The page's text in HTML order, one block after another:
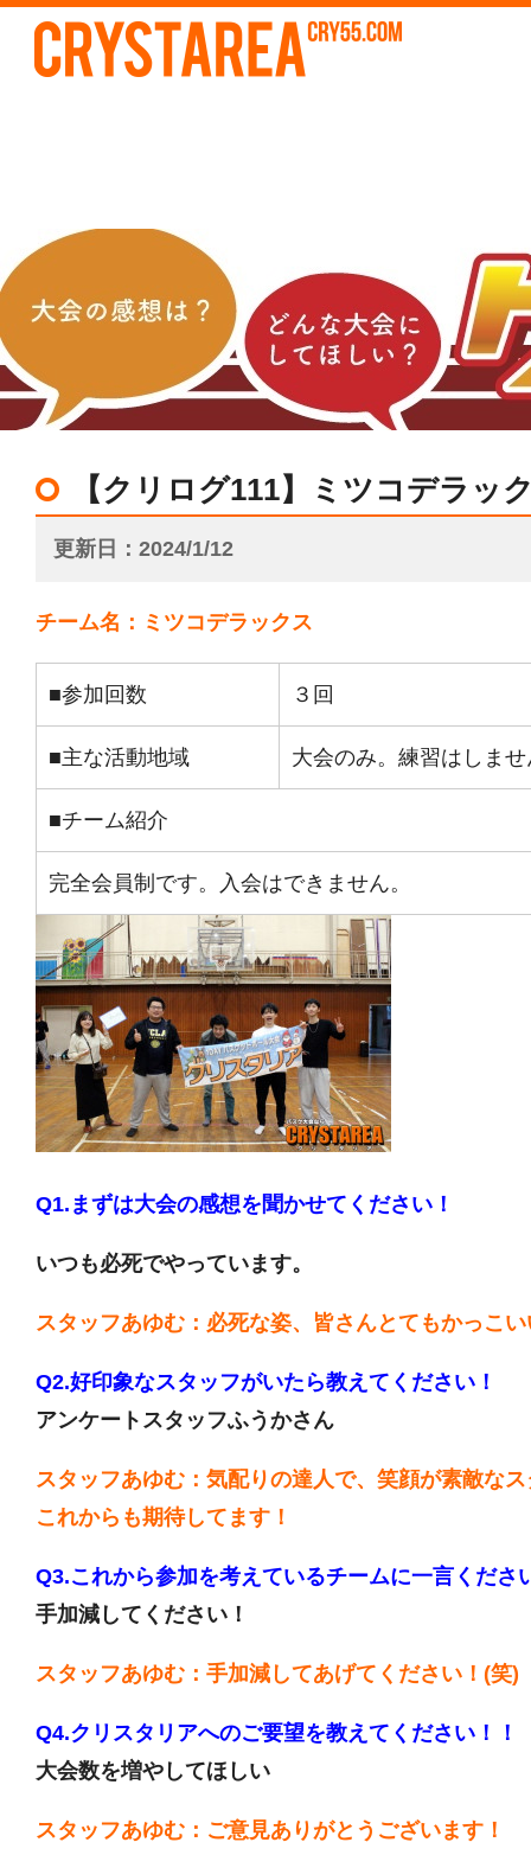
【クリログ111】ミツコデラッ
更新日 2024/1/12
チーム名：ミツコデラックス
■参加回数 ３回
■主な活動地域 大会のみ。練習はしま
■チーム紹介
完全会員制です。入会はできません。
Q1.まずは大会の感想を聞かせてください！
いつも必死でやっています。
スタッフあゆむ：必死な姿、皆さんとてもかっこ
Q2.好印象なスタッフがいたら教えてください！
アンケートスタッフふうかさん
スタッフあゆむ：気配りの達人で、笑顔が素敵な
これからも期待してます！
Q3.これから参加を考えているチームに一言くださ
手加減してください！
スタッフあゆむ： 手加減してあげてください ！(笑)
Q4.クリスタリアへのご要望を教えてください！！
大会数を増やしてほしい
スタッフあゆむ：ご意見ありがとうございます！